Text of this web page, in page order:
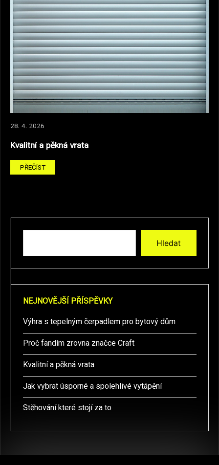
28. 4. 2026
Kvalitní a pěkná vrata
PŘEČÍST
Hledat
NEJNOVĚJŠÍ PŘÍSPĚVKY
Výhra s tepelným čerpadlem pro bytový dům
Proč fandím zrovna značce Craft
Kvalitní a pěkná vrata
Jak vybrat úsporné a spolehlivé vytápění
Stěhování které stojí za to